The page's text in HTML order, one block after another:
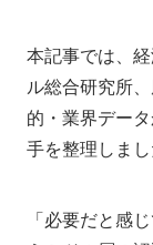
本記事では、
ル総合研究所
的・業界デー
手を整理しまし
「必要だと感